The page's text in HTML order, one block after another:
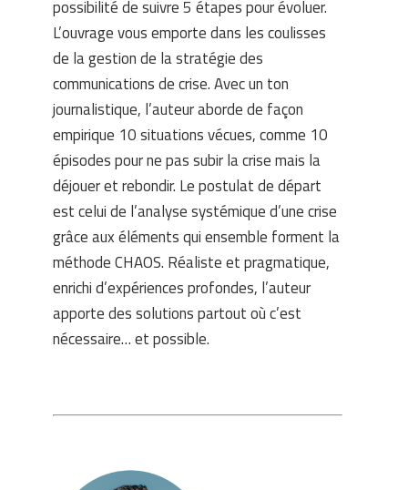
possibilité de suivre 5 étapes pour évoluer.
L’ouvrage vous emporte dans les coulisses
de la gestion de la stratégie des
communications de crise. Avec un ton
journalistique, l’auteur aborde de façon
empirique 10 situations vécues, comme 10
épisodes pour ne pas subir la crise mais la
déjouer et rebondir. Le postulat de départ
est celui de l’analyse systémique d’une crise
grâce aux éléments qui ensemble forment la
méthode CHAOS. Réaliste et pragmatique,
enrichi d’expériences profondes, l’auteur
apporte des solutions partout où c’est
nécessaire… et possible.